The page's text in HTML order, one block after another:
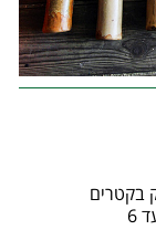
בקטרים
מ 6 מ"מ עד 160 מ"מ ובאורכים של עד 6